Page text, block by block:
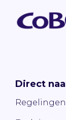
Direct
Regelingen